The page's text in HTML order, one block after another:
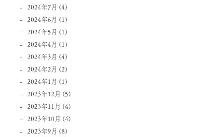
2024年7月 (4)
2024年6月 (1)
2024年5月 (1)
2024年4月 (1)
2024年3月 (4)
2024年2月 (2)
2024年1月 (1)
2023年12月 (5)
2023年11月 (4)
2023年10月 (4)
2023年9月 (8)